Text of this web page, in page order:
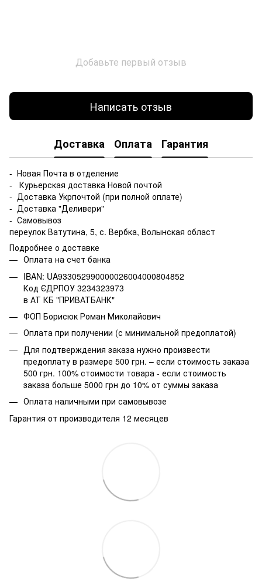
Добавьте первый отзыв
Написать отзыв
Доставка Оплата Гарантия
- Новая Почта в отделение
- Курьерская доставка Новой почтой
- Доставка Укрпочтой (при полной оплате)
- Доставка "Деливери"
- Самовывоз
переулок Ватутина, 5, с. Вербка, Волынская област
Подробнее о доставке
Оплата на счет банка
IBAN: UA933052990000026004000804852
Код ЄДРПОУ 3234323973
в АТ КБ "ПРИВАТБАНК"
ФОП Борисюк Роман Миколайович
Оплата при получении (с минимальной предоплатой)
Для подтверждения заказа нужно произвести
предоплату в размере 500 грн. – если стоимость заказа
500 грн. 100% стоимости товара - если стоимость
заказа больше 5000 грн до 10% от суммы заказа
Оплата наличными при самовывозе
Гарантия от производителя 12 месяцев